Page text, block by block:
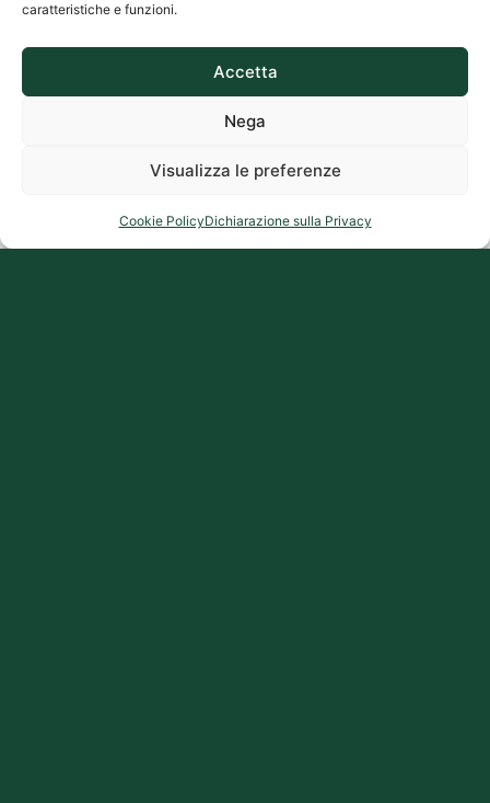
caratteristiche e funzioni.
Accetta
Nega
Visualizza le preferenze
Cookie PolicyDichiarazione sulla Privacy
FRANCESCO PAGANI